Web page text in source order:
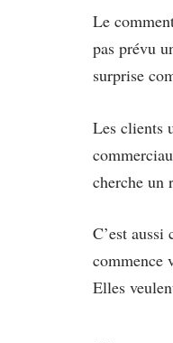
Le
pas prévu
surprise
Les clients
cherche un
C’est
commence
Elles